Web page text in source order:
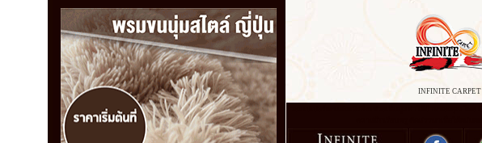
INFINITE CARPET